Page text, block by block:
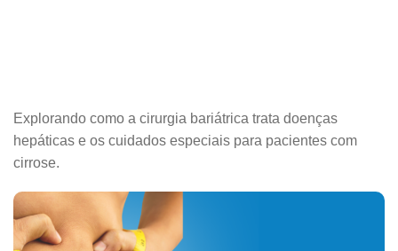
Explorando como a cirurgia bariátrica trata doenças
hepáticas e os cuidados especiais para pacientes com
cirrose.